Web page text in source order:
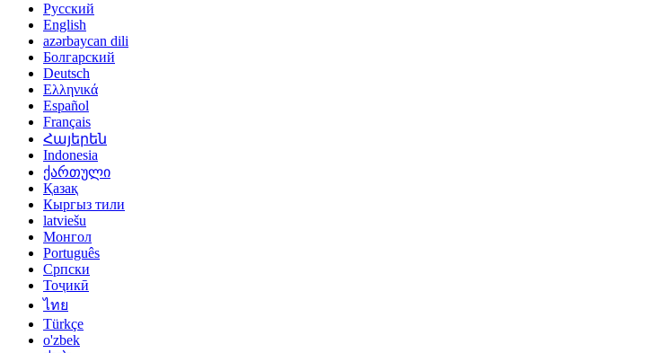
Русский
English
azərbaycan dili
Болгарский
Deutsch
Ελληνικά
Español
Français
Հայերեն
Indonesia
ქართული
Қазақ
Кыргыз тили
latviešu
Монгол
Português
Српски
Тоҷикӣ
ไทย
Türkçe
o'zbek